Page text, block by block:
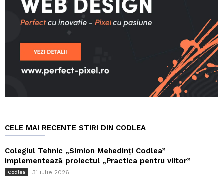
CELE MAI RECENTE STIRI DIN CODLEA
Colegiul Tehnic „Simion Mehedinți Codlea”
implementează proiectul „Practica pentru viitor”
Codlea 31 iulie 2026